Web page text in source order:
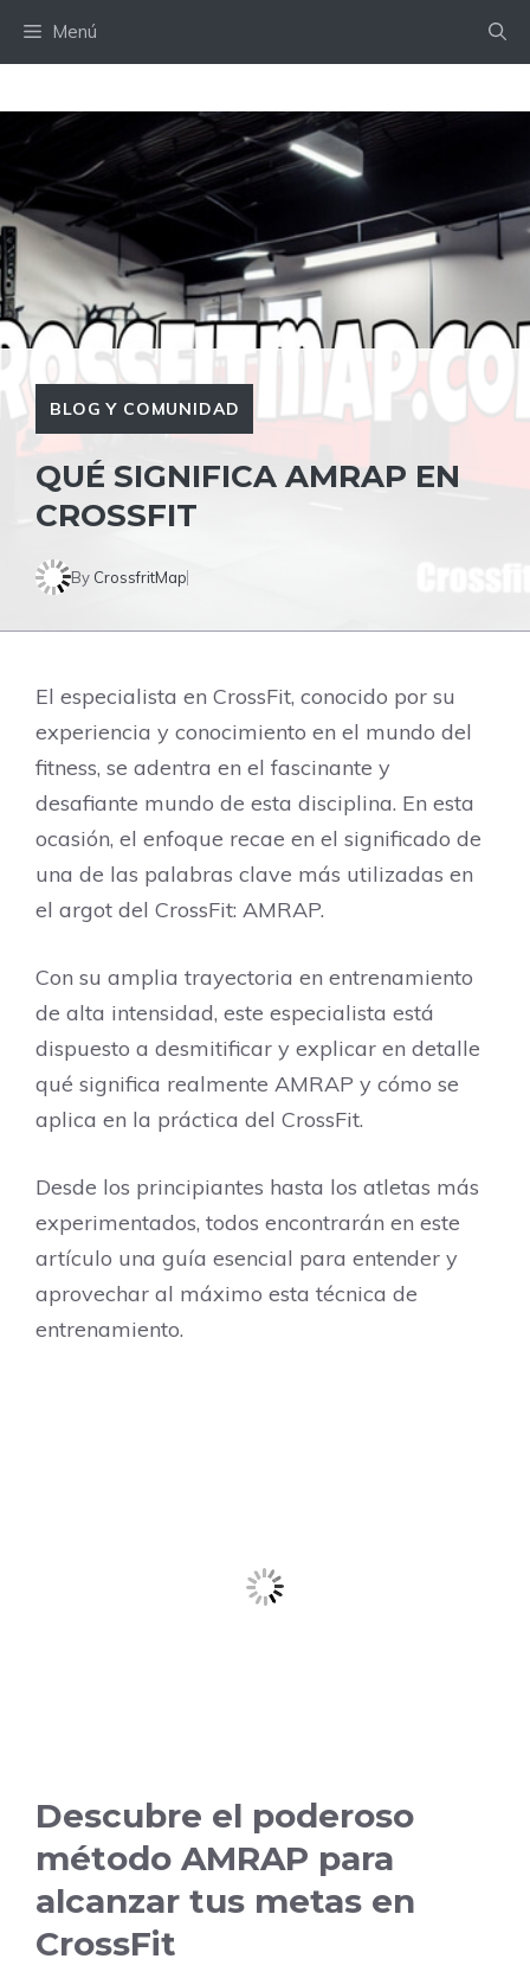
Menú
BLOG Y COMUNIDAD
QUÉ SIGNIFICA AMRAP EN
CROSSFIT
By CrossfritMap
El especialista en CrossFit, conocido por su
experiencia y conocimiento en el mundo del
fitness, se adentra en el fascinante y
desafiante mundo de esta disciplina. En esta
ocasión, el enfoque recae en el significado de
una de las palabras clave más utilizadas en
el argot del CrossFit: AMRAP.
Con su amplia trayectoria en entrenamiento
de alta intensidad, este especialista está
dispuesto a desmitificar y explicar en detalle
qué significa realmente AMRAP y cómo se
aplica en la práctica del CrossFit.
Desde los principiantes hasta los atletas más
experimentados, todos encontrarán en este
artículo una guía esencial para entender y
aprovechar al máximo esta técnica de
entrenamiento.
Descubre el poderoso
método AMRAP para
alcanzar tus metas en
CrossFit